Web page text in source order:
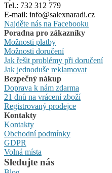
Tel.: 732 312 779
E-mail: info@salexnaradi.cz
Najděte nás na Facebooku
Poradna pro zákazníky
Možnosti platby
Možnosti doručení
Jak řešit problémy při doručení
Jak jednoduše reklamovat
Bezpečný nákup
Doprava k nám zdarma
21 dnů na vrácení zboží
Registrovaný prodejce
Kontakty
Kontakty
Obchodní podmínky
GDPR
Volná místa
Sledujte nás